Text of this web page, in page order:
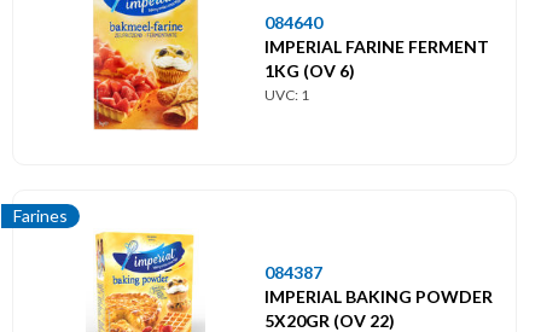
Préparations
Farines
084640
IMPERIAL FARINE FERMENT
1KG (OV 6)
UVC: 1
Farines
084387
IMPERIAL BAKING POWDER
5X20GR (OV 22)